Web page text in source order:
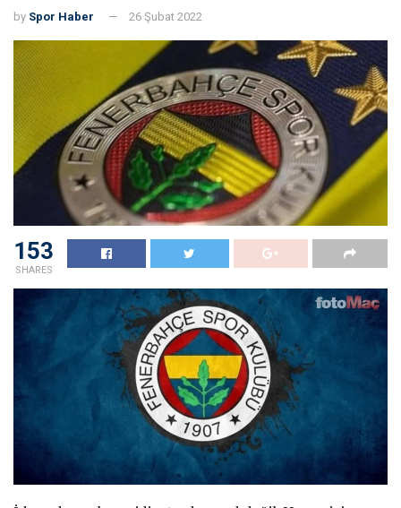
by Spor Haber 26 Şubat 2022
153
SHARES